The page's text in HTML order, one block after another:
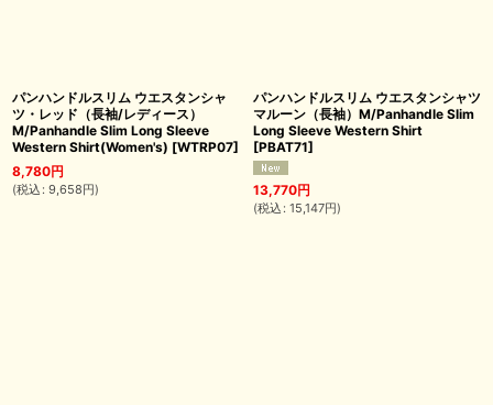
パンハンドルスリム ウエスタンシャ
ツ・レッド（長袖/レディース）
M/Panhandle Slim Long Sleeve
Western Shirt(Women's) [WTRP07]
8,780円
(税込 : 9,658円)
パンハンドルスリム ウエスタンシャツ
マルーン（長袖）M/Panhandle Slim
Long Sleeve Western Shirt
[PBAT71]
13,770円
(税込 : 15,147円)